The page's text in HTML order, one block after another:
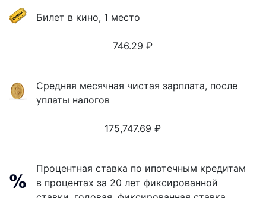
Билет в кино, 1 место
746.29 ₽
Средняя месячная чистая зарплата, после
уплаты налогов
175,747.69 ₽
Процентная ставка по ипотечным кредитам
в процентах за 20 лет фиксированной